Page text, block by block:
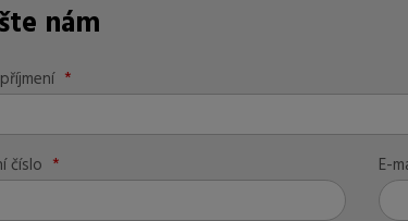
nám
*
číslo * E-